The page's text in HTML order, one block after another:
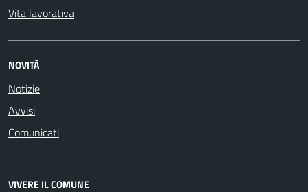
Vita lavorativa
NOVITÀ
Notizie
Avvisi
Comunicati
VIVERE IL COMUNE